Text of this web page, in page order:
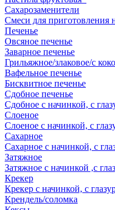
Сахарозаменители
Смеси для приготовления
Печенье
Овсяное печенье
Заварное печенье
Грильяжное/злаковое/с
Вафельное печенье
Бисквитное печенье
Сдобное печенье
Сдобное с начинкой, с
Слоеное
Слоеное с начинкой, с
Сахарное
Сахарное с начинкой, с
Затяжное
Затяжное с начинкой ,с
Крекер
Крекер с начинкой, с
Крендель/соломка